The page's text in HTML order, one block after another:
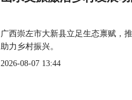
广西崇左市大新县立足生态禀赋，
助力乡村振兴。
2026-08-07 13:44